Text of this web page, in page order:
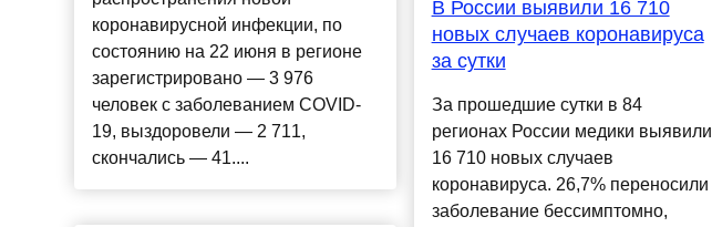
коронавирусной инфекции, по
состоянию на 22 июня в регионе
зарегистрировано — 3 976
человек с заболеванием COVID-
19, выздоровели — 2 711,
скончались — 41....
В России выявили 16 710
новых случаев коронавируса
за сутки
За прошедшие сутки в 84
регионах России медики выявили
16 710 новых случаев
коронавируса. 26,7% переносили
заболевание бессимптомно,